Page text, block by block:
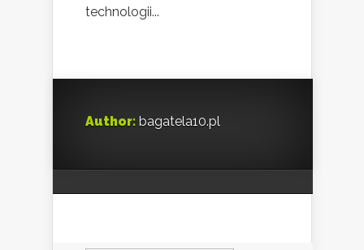
technologii...
Author: bagatela10.pl